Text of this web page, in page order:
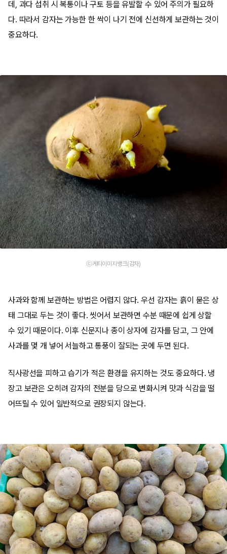
데, 과다 섭취 시 복통이나 구토 등을 유발할 수 있어 주의가 필요하
다. 따라서 감자는 가능한 한 싹이 나기 전에 신선하게 보관하는 것이
중요하다.
ⓒ게티이미지뱅크(감자)
사과와 함께 보관하는 방법은 어렵지 않다. 우선 감자는 흙이 묻은 상
태 그대로 두는 것이 좋다. 씻어서 보관하면 수분 때문에 쉽게 상할
수 있기 때문이다. 이후 신문지나 종이 상자에 감자를 담고, 그 안에
사과를 몇 개 넣어 서늘하고 통풍이 잘되는 곳에 두면 된다.
직사광선을 피하고 습기가 적은 환경을 유지하는 것도 중요하다. 냉
장고 보관은 오히려 감자의 전분을 당으로 변화시켜 맛과 식감을 떨
어뜨릴 수 있어 일반적으로 권장되지 않는다.